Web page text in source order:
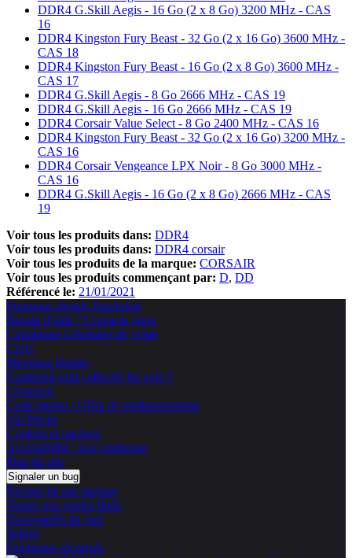
DDR4 G.Skill Aegis - 16 Go (2 x 8 Go) 3200 MHz - CAS
16
DDR4 Kingston Fury Beast - 32 Go (2 x 16 Go) 3600 MHz -
CAS 18
DDR4 Kingston Fury Beast - 16 Go (2 x 8 Go) 3600 MHz -
CAS 17
DDR4 G.Skill Aegis - 8 Go 2666 MHz - CAS 19
DDR4 G.Skill Aegis - 16 Go 2666 MHz - CAS 19
DDR4 Corsair Value Select - 8 Go 2400 MHz - CAS 16
DDR4 Kingston Fury Beast - 32 Go (2 x 16 Go) 3200 MHz -
CAS 16
DDR4 Corsair Vengeance LPX Noir - 8 Go 3000 MHz -
CAS 16
DDR4 G.Skill Aegis - 16 Go (2 x 8 Go) 2666 MHz - CAS
19
Voir tous les produits dans: DDR4
Voir tous les produits dans: DDR4 corsair
Voir tous les produits de la marque: CORSAIR
Voir tous les produits commençant par: D DD
Référencé le: 21/01/2021
Pourquoi choisir TopAchat
Besoin d'aide ? Contacte nous
Conditions Générales de vente
CGU
Mentions légales
Comment sont collectés les avis ?
Livraison
Code promo / Offre de remboursement
Vie Privée
Cookies et trackers
Accessibilité : non conforme
Plan du site
Signaler un bug
Recherche par marque
Toutes nos ventes flash
Nouveautés du jour
Soldes
Paiements sécurisés